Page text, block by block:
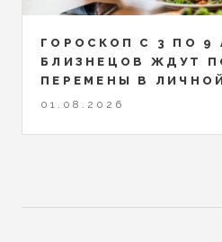
ГОРОСКОП С 3 ПО 9
БЛИЗНЕЦОВ ЖДУТ
ПЕРЕМЕНЫ В
01.08.2026